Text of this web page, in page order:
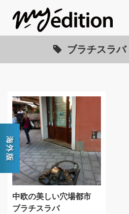
ブラチスラバ
中欧の美しい穴場都市
ブラチスラバ